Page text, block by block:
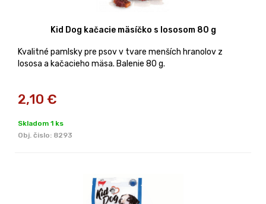
Kid Dog kačacie mäsíčko s lososom 80 g
Kvalitné pamlsky pre psov v tvare menších hranolov z
lososa a kačacieho mäsa. Balenie 80 g.
2,10 €
Skladom 1 ks
Obj. čislo: 8293